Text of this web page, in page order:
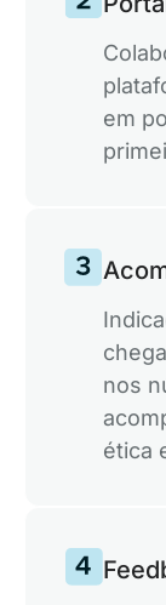
Selo que
em
nos
ética